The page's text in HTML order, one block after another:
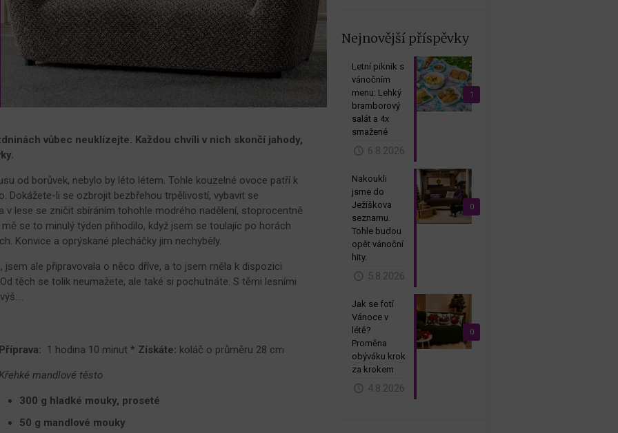
vůbec neuklízejte. Každou chvíli v nich skončí jahody,
od borůvek, nebylo by léto létem. Tohle kouzelné ovoce patří k
Dokážete-li se ozbrojit bezbřehou trpělivostí, vybavit se
v lese se zničit sbíráním tohohle modrého nadělení, stoprocentně
se to minulý týden přihodilo, když jsem se toulajíc po horách
Konvice a oprýskané plecháčky jim nechyběly.
jsem ale připravovala o něco dříve, a to jsem měla k dispozici
těch se tolik neumažete, ale také si pochutnáte. S těmi lesními
Příprava: 1 hodina 10 minut * Získáte: koláč o průměru 28 cm
Křehké mandlové těsto
300 g hladké mouky, proseté
50 g mandlové mouky
Nejnovější příspěvky
1
Letní piknik s
vánočním
menu: Lehký
bramborový
salát a 4x
smažené
6.8.2026
0
Nakoukli
jsme do
Ježíškova
seznamu.
Tohle budou
opět vánoční
hity.
5.8.2026
0
Jak se fotí
Vánoce v
létě?
Proměna
obýváku krok
za krokem
4.8.2026